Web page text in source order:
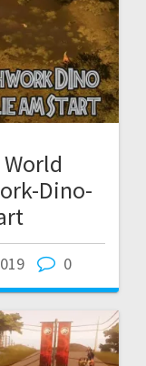
World
Dino-
0